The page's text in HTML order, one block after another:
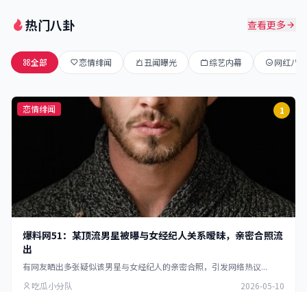
热门八卦 查看更多
全部 恋情绯闻 丑闻曝光 综艺内幕 网红八卦
恋情绯闻 1
爆料网51：某顶流男星被曝与女经纪人关系暧昧，亲密合照流
出
有网友晒出多张疑似该男星与女经纪人的亲密合照，引发网络热议...
吃瓜小分队
2026-05-10